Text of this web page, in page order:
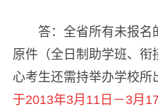
答：全省所有未报名
原件（全日制助学班、衔
心考生还需持举办学校所
于2013年3月11日－3月